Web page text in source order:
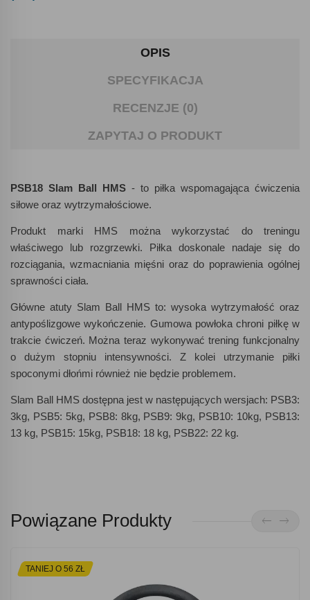
OPIS
SPECYFIKACJA
RECENZJE (0)
ZAPYTAJ O PRODUKT
PSB18 Slam Ball HMS - to piłka wspomagająca ćwiczenia
siłowe oraz wytrzymałościowe.
Produkt marki HMS można wykorzystać do treningu
właściwego lub rozgrzewki. Piłka doskonale nadaje się do
rozciągania, wzmacniania mięśni oraz do poprawienia ogólnej
sprawności ciała.
Główne atuty Slam Ball HMS to: wysoka wytrzymałość oraz
antypoślizgowe wykończenie. Gumowa powłoka chroni piłkę w
trakcie ćwiczeń. Można teraz wykonywać trening funkcjonalny
o dużym stopniu intensywności. Z kolei utrzymanie piłki
spoconymi dłońmi również nie będzie problemem.
Slam Ball HMS dostępna jest w następujących wersjach: PSB3:
3kg, PSB5: 5kg, PSB8: 8kg, PSB9: 9kg, PSB10: 10kg, PSB13:
13 kg, PSB15: 15kg, PSB18: 18 kg, PSB22: 22 kg.
Powiązane Produkty
TANIEJ O 56 ZŁ